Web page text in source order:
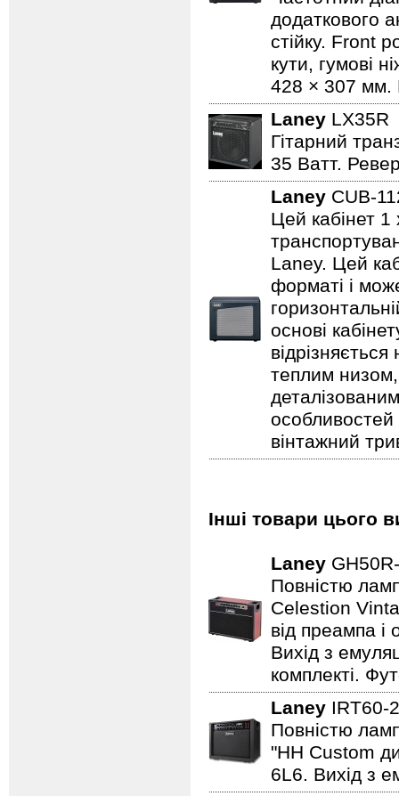
додаткового
стійку. Front
кути, гумові
428 × 307 мм.
Laney LX35R
Гітарний
35 Ватт.
Laney CUB-
Цей кабінет 1
Laney. Цей
форматі і
основі
теплим
особливостей
вінтажний
Інші товари цього
Laney
Повністю
Celestion
від преампа
Вихід з
комплекті.
Laney IRT60-
Повністю
"HH Custom
6L6. Вихід з